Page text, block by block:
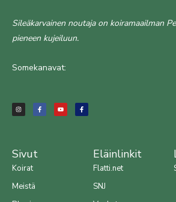
Sileäkarvainen noutaja on koiramaailman
pieneen kujeiluun.
Somekanavat:
s
t
a
c
e
b
u
t
u
c
e
b
Sivut
Koirat
Meistä
Eläinlinkit
Flatti.net
SNJ